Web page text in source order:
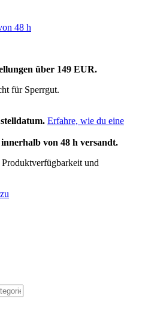
48 h
über 149 EUR.
für Sperrgut.
Erfahre, wie du eine
von 48 h versandt.
und